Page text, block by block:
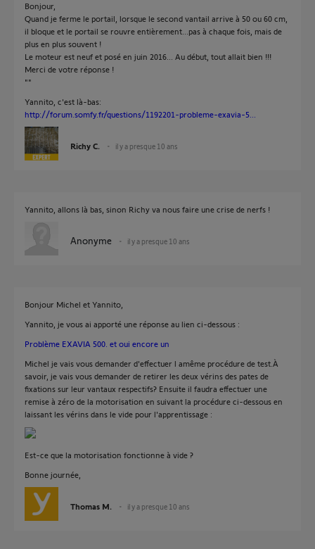
Bonjour,
Quand je ferme le portail, lorsque le second vantail arrive à 50 ou 60 cm,
il bloque et le portail se rouvre entièrement...pas à chaque fois, mais de
plus en plus souvent !
Le moteur est neuf et posé en juin 2016... Au début, tout allait bien !!!
Merci de votre réponse !
""
Yannito, c'est là-bas:
http://forum.somfy.fr/questions/1192201-probleme-exavia-5...
Richy C. il y a presque 10 ans
Yannito, allons là bas, sinon Richy va nous faire une crise de nerfs !
Anonyme il y a presque 10 ans
Bonjour Michel et Yannito,
Yannito, je vous ai apporté une réponse au lien ci-dessous :
Problème EXAVIA 500. et oui encore un
Michel je vais vous demander d'effectuer l amême procédure de test.À
savoir, je vais vous demander de retirer les deux vérins des pates de
fixations sur leur vantaux respectifs? Ensuite il faudra effectuer une
remise à zéro de la motorisation en suivant la procédure ci-dessous en
laissant les vérins dans le vide pour l'apprentissage :
Est-ce que la motorisation fonctionne à vide ?
Bonne journée,
Thomas M. il y a presque 10 ans